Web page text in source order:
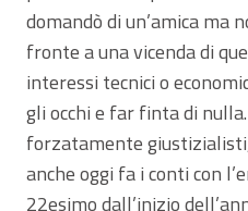
domandò di un’amica ma
fronte a una vicenda di
interessi tecnici o
gli occhi e far finta di
forzatamente
anche oggi fa i conti con
22esimo dall’inizio